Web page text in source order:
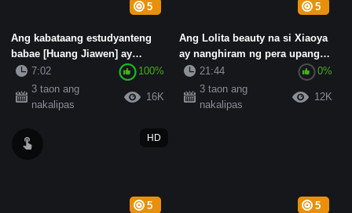
5
Ang kabataang estudyanteng
babae [Huang Jiawen] ay
humiram ng loan shark at hindi
7:02
100%
3 taon ang
nakalipas
16K
5
Ang Lolita beauty na si Xiaoya
ay nanghiram ng pera upang
bayaran ang operasyon ng...
21:44
0%
3 taon ang
nakalipas
12K
5
HD
5